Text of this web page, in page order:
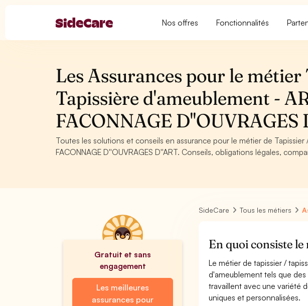
Nos offres Fonctionnalités
Les Assurances pour le
Tapissière d'ameublement -
FACONNAGE D''OUVRAGES
Toutes les solutions et conseils en assurance pour le métier de
FACONNAGE D''OUVRAGES D''ART. Conseils, obligations légales,
Gratuit et sans
engagement
Les meilleures
assurances pour
SideCare Tous les métiers
En quoi consiste
Le métier de tapissier /
d'ameublement tels que
travaillent avec une variété
uniques et personnalisées.